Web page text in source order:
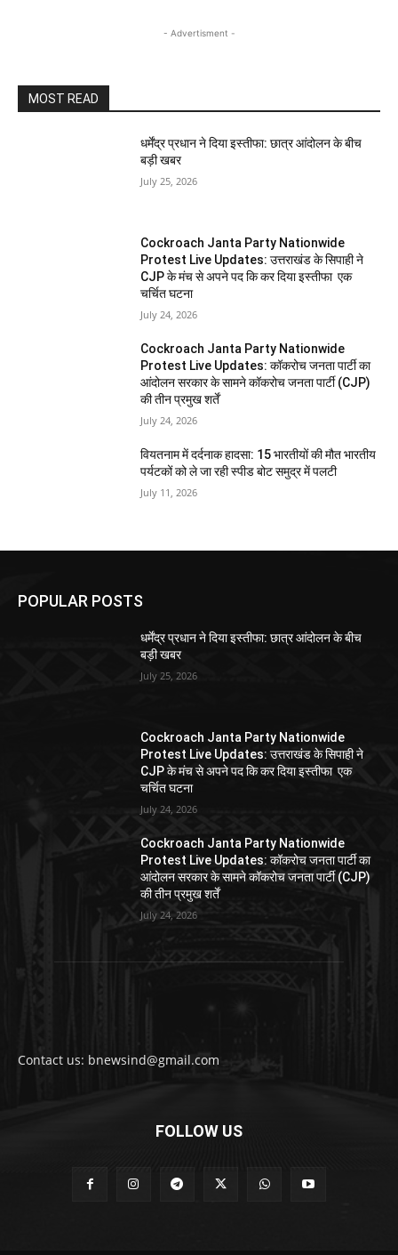
- Advertisment -
MOST READ
धर्मेंद्र प्रधान ने दिया इस्तीफा: छात्र आंदोलन के बीच
बड़ी खबर
July 25, 2026
Cockroach Janta Party Nationwide
Protest Live Updates: उत्तराखंड के सिपाही ने
CJP के मंच से अपने पद कि कर दिया इस्तीफा एक
चर्चित घटना
July 24, 2026
Cockroach Janta Party Nationwide
Protest Live Updates: कॉकरोच जनता पार्टी का
आंदोलन सरकार के सामने कॉकरोच जनता पार्टी (CJP)
की तीन प्रमुख शर्तें
July 24, 2026
वियतनाम में दर्दनाक हादसा: 15 भारतीयों की मौत भारतीय
पर्यटकों को ले जा रही स्पीड बोट समुद्र में पलटी
July 11, 2026
POPULAR POSTS
धर्मेंद्र प्रधान ने दिया इस्तीफा: छात्र आंदोलन के बीच
बड़ी खबर
July 25, 2026
Cockroach Janta Party Nationwide
Protest Live Updates: उत्तराखंड के सिपाही ने
CJP के मंच से अपने पद कि कर दिया इस्तीफा एक
चर्चित घटना
July 24, 2026
Cockroach Janta Party Nationwide
Protest Live Updates: कॉकरोच जनता पार्टी का
आंदोलन सरकार के सामने कॉकरोच जनता पार्टी (CJP)
की तीन प्रमुख शर्तें
July 24, 2026
Contact us: bnewsind@gmail.com
FOLLOW US